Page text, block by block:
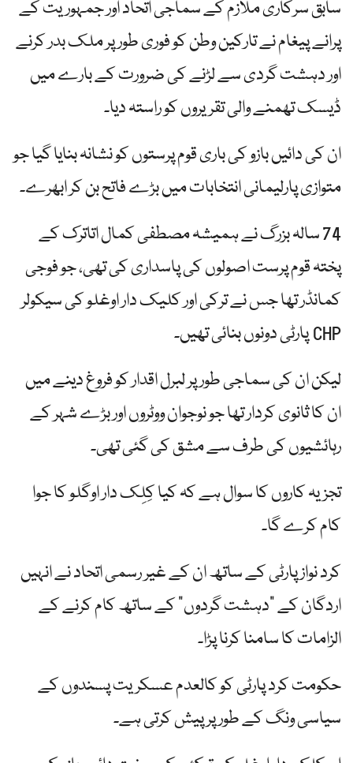
سابق سرکاری ملازم کے سماجی اتحاد اور جمہوریت کے
پرانے پیغام نے تارکین وطن کو فوری طور پر ملک بدر کرنے
اور دہشت گردی سے لڑنے کی ضرورت کے بارے میں
ڈیسک تھمنے والی تقریروں کو راستہ دیا۔
ان کی دائیں بازو کی باری قوم پرستوں کو نشانہ بنایا گیا جو
متوازی پارلیمانی انتخابات میں بڑے فاتح بن کر ابھرے۔
74 سالہ بزرگ نے ہمیشہ مصطفی کمال اتاترک کے
پختہ قوم پرست اصولوں کی پاسداری کی تھی، جو فوجی
کمانڈر تھا جس نے ترکی اور کلیک دار اوغلو کی سیکولر
CHP پارٹی دونوں بنائی تھیں۔
لیکن ان کی سماجی طور پر لبرل اقدار کو فروغ دینے میں
ان کا ثانوی کردار تھا جو نوجوان ووٹروں اور بڑے شہر کے
رہائشیوں کی طرف سے مشق کی گئی تھی۔
تجزیہ کاروں کا سوال ہے کہ کیا کِلِک دار اوگلو کا جوا
کام کرے گا۔
کرد نواز پارٹی کے ساتھ ان کے غیر رسمی اتحاد نے انہیں
اردگان کے "دہشت گردوں” کے ساتھ کام کرنے کے
الزامات کا سامنا کرنا پڑا۔
حکومت کرد پارٹی کو کالعدم عسکریت پسندوں کے
سیاسی ونگ کے طور پر پیش کرتی ہے۔